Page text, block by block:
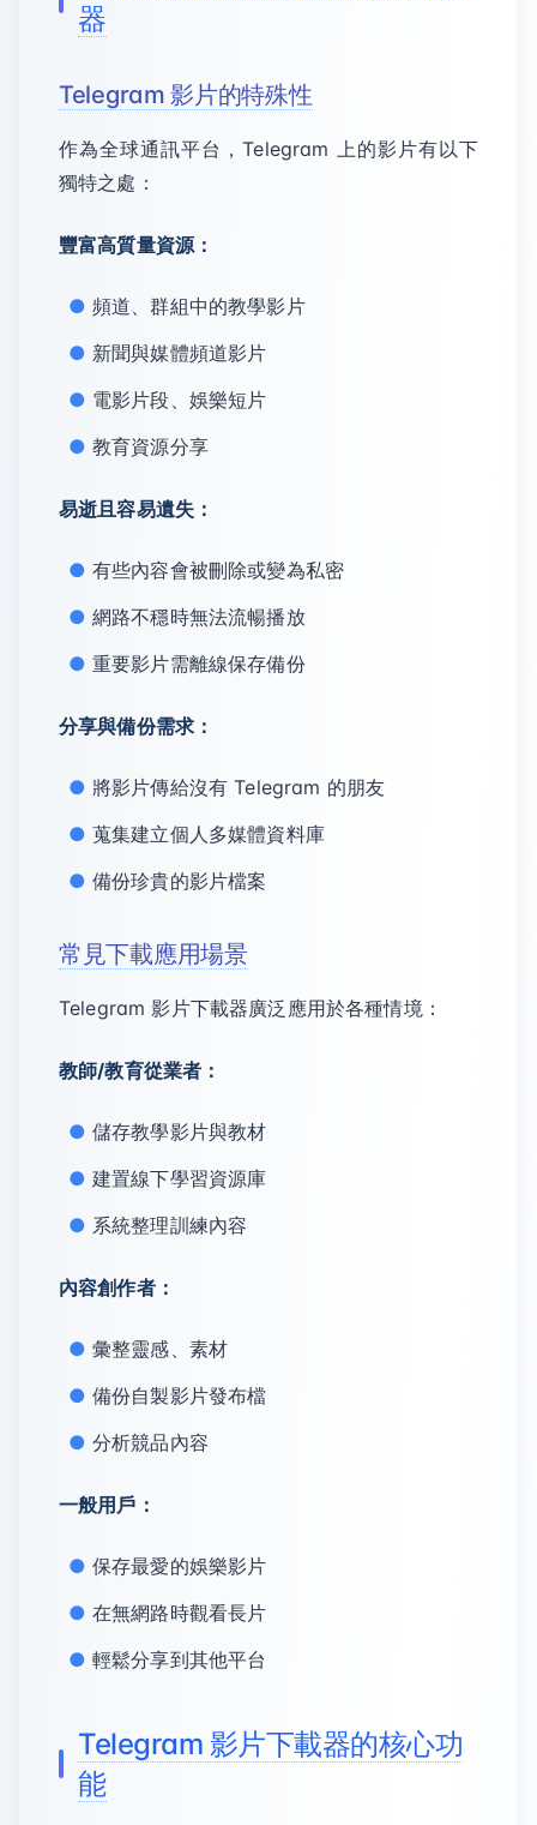
器
Telegram 影片的特殊性
作為全球通訊平台，Telegram 上的影片有以下
獨特之處：
豐富高質量資源：
頻道、群組中的教學影片
新聞與媒體頻道影片
電影片段、娛樂短片
教育資源分享
易逝且容易遺失：
有些內容會被刪除或變為私密
網路不穩時無法流暢播放
重要影片需離線保存備份
分享與備份需求：
將影片傳給沒有 Telegram 的朋友
蒐集建立個人多媒體資料庫
備份珍貴的影片檔案
常見下載應用場景
Telegram 影片下載器廣泛應用於各種情境：
教師/教育從業者：
儲存教學影片與教材
建置線下學習資源庫
系統整理訓練內容
內容創作者：
彙整靈感、素材
備份自製影片發布檔
分析競品內容
一般用戶：
保存最愛的娛樂影片
在無網路時觀看長片
輕鬆分享到其他平台
Telegram 影片下載器的核心功
能